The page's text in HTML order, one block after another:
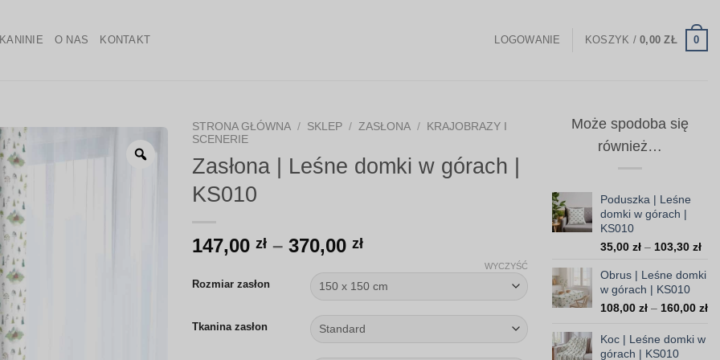
O NAS KONTAKT LOGOWANIE KOSZYK /0,00ZŁ 0
Zoom
STRONA GŁÓWNA / SKLEP / ZASŁONA /
KRAJOBRAZY I
SCENERIE
Zasłona | Leśne domki w górach |
KS010
147,00 zł – 370,00 złZakres
od
147,00 zł
do
370,00 zł
Rozmiar zasłon
Tkanina zasłon
WYCZYŚĆ
Może spodoba się
również…
Poduszka | Leśne
domki w górach |
KS010
35,00 zł – 103,30 zł
od
do
Obrus | Leśne domki
w górach | KS010
108,00 zł – 160,00 zł
Koc | Leśne domki w
górach | KS010